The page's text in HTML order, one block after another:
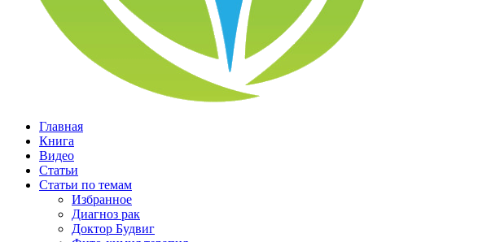
Главная
Книга
Видео
Статьи
Статьи по темам
Избранное
Диагноз рак
Доктор Будвиг